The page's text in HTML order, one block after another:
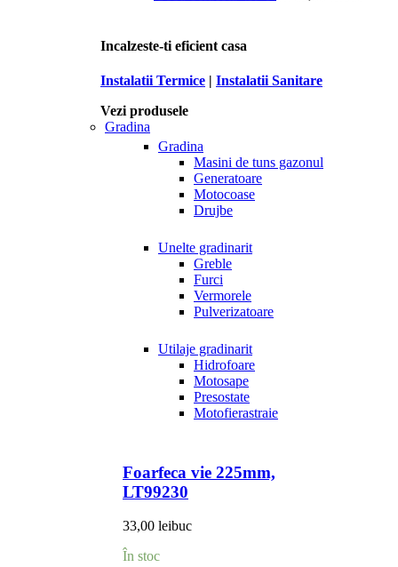
Incalzeste-ti eficient casa
Instalatii Termice | Instalatii Sanitare
Vezi produsele
Gradina
Gradina
Masini de tuns gazonul
Generatoare
Motocoase
Drujbe
Unelte gradinarit
Greble
Furci
Vermorele
Pulverizatoare
Utilaje gradinarit
Hidrofoare
Motosape
Presostate
Motofierastraie
Foarfeca vie 225mm,
LT99230
33,00 leibuc
În stoc